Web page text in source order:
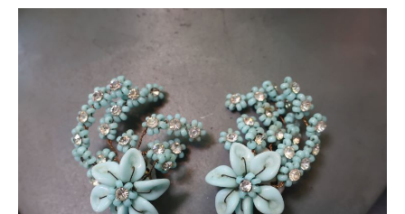
CONTACT
ONLINE SHOP